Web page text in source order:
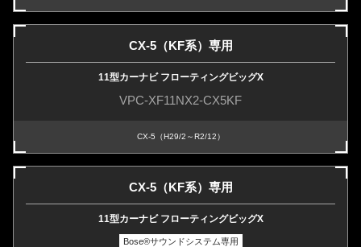
CX-5（KF系）専用
11型カーナビ フローティングビッグX
VPC-XF11NX2-CX5KF
CX-5（H29/2～R2/12）
CX-5（KF系）専用
11型カーナビ フローティングビッグX
Bose®サウンドシステム専用